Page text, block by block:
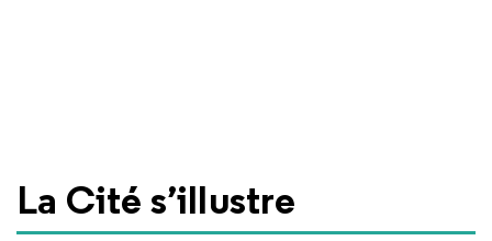
La Cité s’illustre